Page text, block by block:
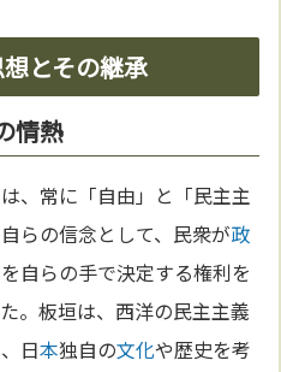
とその継承
情熱
、常に「自由」と「民主主
らの信念として、民衆が政
を自らの手で決定する権利を
。板垣は、西洋の民主主義
日本独自の文化や歴史を考